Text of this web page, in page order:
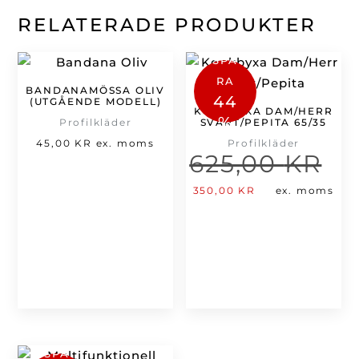
RELATERADE PRODUKTER
BANDANAMÖSSA OLIV
(UTGÅENDE MODELL)
Profilkläder
45,00 KR ex. moms
SPA
RA
44
%
KOCKBYXA DAM/HERR
SVART/PEPITA 65/35
Profilkläder
625,00KR
350,00 KR
Det
ex. moms
SPA